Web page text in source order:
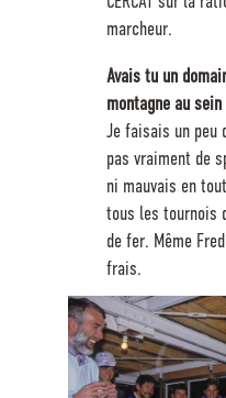
marcheur.
Avais tu un
montagne au sein
Je faisais un peu
pas vraiment de
ni mauvais en
tous les tournois
de fer. Même
frais.